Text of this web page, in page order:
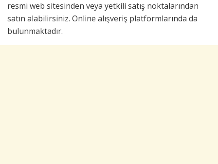
resmi web sitesinden veya yetkili satış noktalarından
satın alabilirsiniz. Online alışveriş platformlarında da
bulunmaktadır.